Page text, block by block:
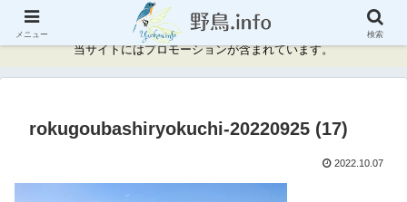
神奈川県周辺の野鳥情報と記録
当サイトにはプロモーションが含まれています。
rokugoubashiryokuchi-20220925 (17)
2022.10.07
メニュー 検索